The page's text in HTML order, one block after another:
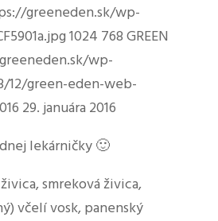
greeneden.sk/wp-
1024 768GREEN
wp-
12/green-eden-web-
29. januára 2016
lekárničky 🙂
smreková živica,
včelí vosk, panenský